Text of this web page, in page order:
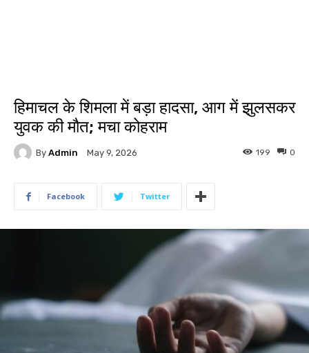
हिमाचल के शिमला में बड़ा हादसा, आग में झुलसकर
युवक की मौत; मचा कोहराम
By Admin May 9, 2026 0
199
Facebook Twitter